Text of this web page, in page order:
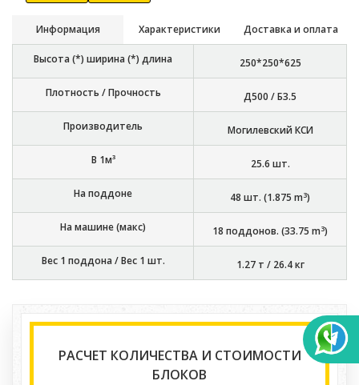
Информация Характеристики Доставка и оплата
Высота (*) ширина (*) длина 250*250*625
Плотность / Прочность Д500 / Б3.5
Производитель Могилевский КСИ
В 1м³ 25.6 шт.
На поддоне 48 шт. (1.875 m3)
На машине (макс) 18 поддонов. (33.75 m3)
Вес 1 поддона / Вес 1 шт. 1.27 т / 26.4 кг
РАСЧЕТ КОЛИЧЕСТВА И СТОИМОСТИ
БЛОКОВ